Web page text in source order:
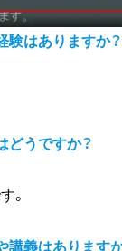
験はありますか？
どうですか？
。
講義はあります